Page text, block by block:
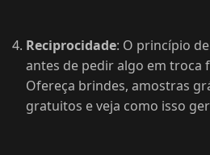
Reciprocidade: O princípio
antes de pedir algo em troca
Ofereça brindes, amostras
gratuitos e veja como isso